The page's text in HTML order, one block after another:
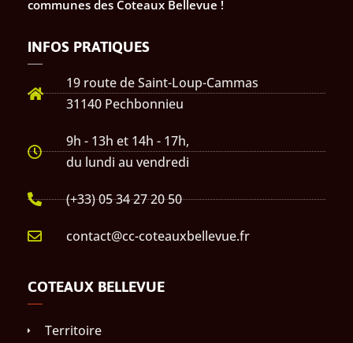
communes des Coteaux Bellevue !
INFOS PRATIQUES
19 route de Saint-Loup-Cammas
31140 Pechbonnieu
9h - 13h et 14h - 17h,
du lundi au vendredi
(+33) 05 34 27 20 50
contact@cc-coteauxbellevue.fr
COTEAUX BELLEVUE
Territoire